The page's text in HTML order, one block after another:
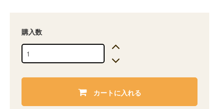
購入数
カートに入れる